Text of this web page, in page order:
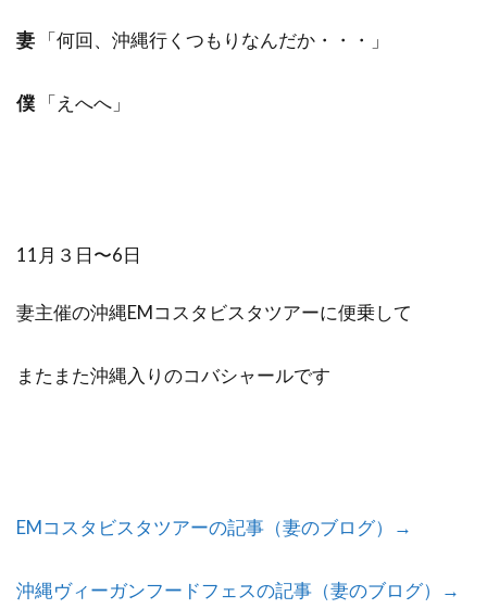
妻 「何回、沖縄行くつもりなんだか・・・」
僕 「えへへ」
11月３日〜6日
妻主催の沖縄EMコスタビスタツアーに便乗して
またまた沖縄入りのコバシャールです
EMコスタビスタツアーの記事（妻のブログ）→
沖縄ヴィーガンフードフェスの記事（妻のブログ）→